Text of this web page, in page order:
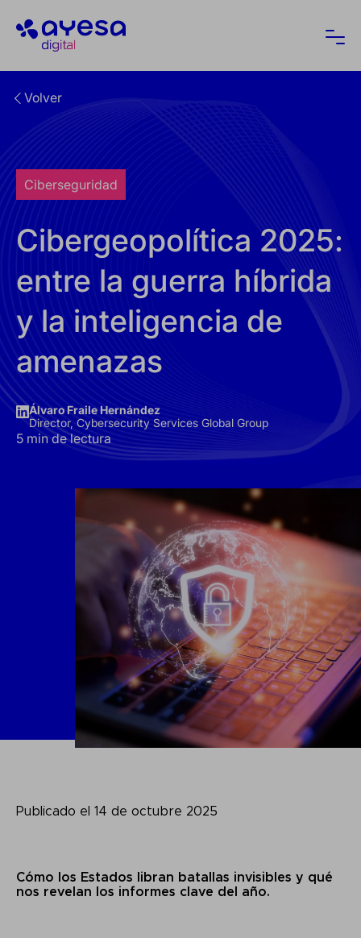
Ayesa
Volver
Ciberseguridad
Cibergeopolítica 2025:
entre la guerra híbrida
y la inteligencia de
amenazas
Álvaro Fraile Hernández
Director, Cybersecurity Services Global Group
5 min de lectura
Publicado el 14 de octubre 2025
Cómo los Estados libran batallas invisibles y qué
nos revelan los informes clave del año.